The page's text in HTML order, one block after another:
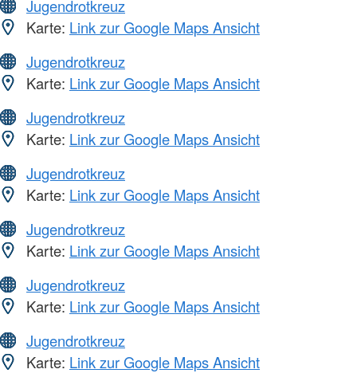
Jugendrotkreuz
Karte: Link zur Google Maps Ansicht
Jugendrotkreuz
Karte: Link zur Google Maps Ansicht
Jugendrotkreuz
Karte: Link zur Google Maps Ansicht
Jugendrotkreuz
Karte: Link zur Google Maps Ansicht
Jugendrotkreuz
Karte: Link zur Google Maps Ansicht
Jugendrotkreuz
Karte: Link zur Google Maps Ansicht
Jugendrotkreuz
Karte: Link zur Google Maps Ansicht